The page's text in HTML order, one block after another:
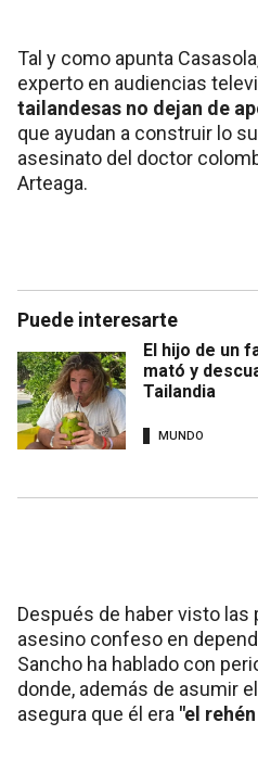
Tal y como apunta
experto en audiencias
tailandesas no dejan de
que ayudan a construir lo
asesinato del doctor
Arteaga.
Puede interesarte
El hijo de un
mató y
Tailandia
MUNDO
Después de haber visto
asesino confeso en
Sancho ha hablado con
donde, además de asumir
asegura que él era "el